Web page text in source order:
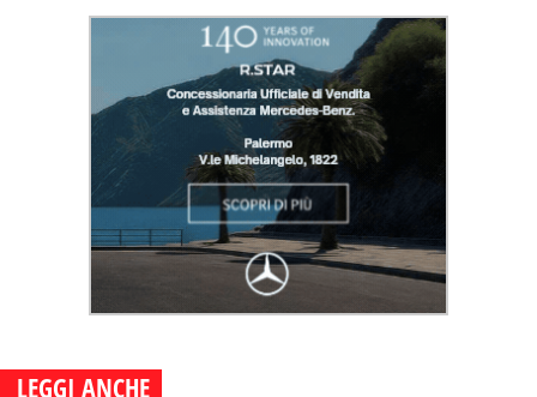
LEGGI ANCHE